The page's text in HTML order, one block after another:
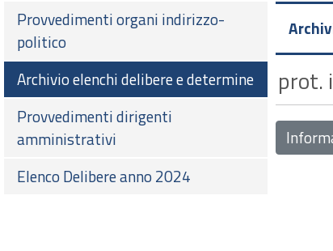
Provvedimenti organi indirizzo-
politico
Archivio elenchi delibere e determine
Provvedimenti dirigenti
amministrativi
Elenco Delibere anno 2024
prot.